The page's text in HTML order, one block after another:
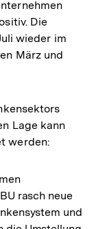
Die
wieder im
März und
Lage kann
werden:
rasch neue
und